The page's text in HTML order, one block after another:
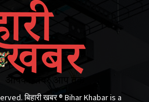
बिहारी खबर ®​ Bihar Khabar is a